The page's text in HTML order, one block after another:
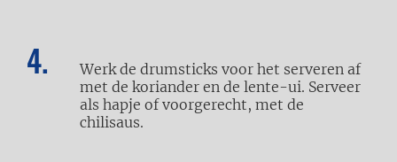
Werk de drumsticks voor het serveren af
met de koriander en de lente-ui. Serveer
als hapje of voorgerecht, met de
chilisaus.